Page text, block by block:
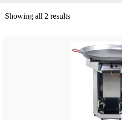
Showing all 2 results